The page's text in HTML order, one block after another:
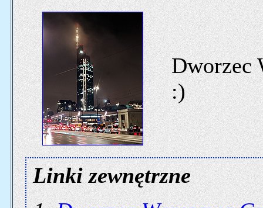
Dworzec
:)
Linki zewnętrzne